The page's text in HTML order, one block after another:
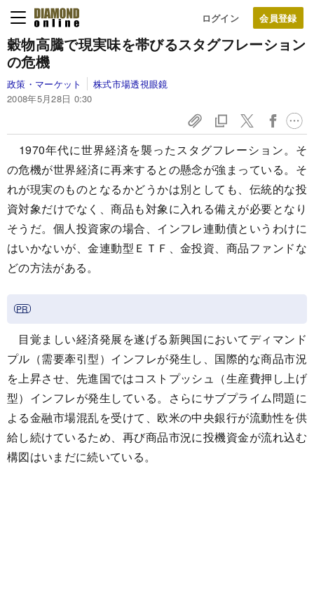
ログイン
穀物高騰で現実味を帯びるスタグフレーション
の危機
政策・マーケット
株式市場透視眼鏡
2008年5月28日 0:30
1970年代に世界経済を襲ったスタグフレーション。そ
の危機が世界経済に再来するとの懸念が強まっている。そ
れが現実のものとなるかどうかは別としても、伝統的な投
資対象だけでなく、商品も対象に入れる備えが必要となり
そうだ。個人投資家の場合、インフレ連動債というわけに
はいかないが、金連動型ＥＴＦ、金投資、商品ファンドな
どの方法がある。
目覚ましい経済発展を遂げる新興国においてディマンド
プル（需要牽引型）インフレが発生し、国際的な商品市況
を上昇させ、先進国ではコストプッシュ（生産費押し上げ
型）インフレが発生している。さらにサブプライム問題に
よる金融市場混乱を受けて、欧米の中央銀行が流動性を供
給し続けているため、再び商品市況に投機資金が流れ込む
構図はいまだに続いている。